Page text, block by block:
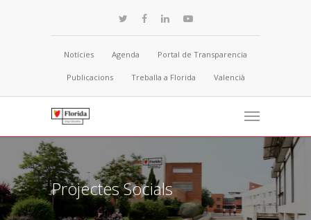
Notícies Agenda Portal de Transparencia
Publicacions Treballa a Florida Valencià
Projectes Socials